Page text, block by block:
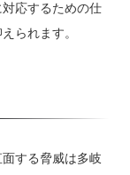
応するための仕
られます。
する脅威は多岐